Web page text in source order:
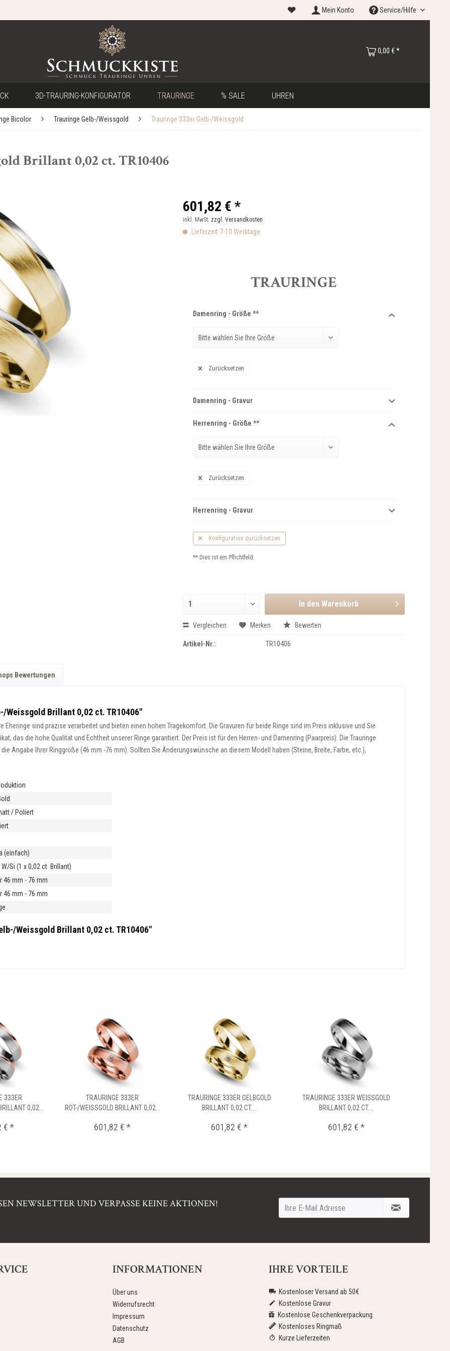
Mein Konto Service/Hilfe
0,00 € *
3D-TRAURING-KONFIGURATOR TRAURINGE % SALE UHREN
Bicolor Trauringe Gelb-/Weissgold Trauringe 333er Gelb-/Weissgold
Brillant 0,02 ct. TR10406
601,82 € *
inkl. MwSt. zzgl. Versandkosten
Lieferzeit 7-10 Werktage
TRAURINGE
Damenring - Größe **
Zurücksetzen
Damenring - Gravur
Herrenring - Größe **
Zurücksetzen
Herrenring - Gravur
Konfiguration zurücksetzen
** Dies ist ein Pflichtfeld.
In den Warenkorb
Vergleichen Merken Bewerten
Artikel-Nr.: TR10406
Bewertungen
Weissgold Brillant 0,02 ct. TR10406"
Eheringe sind präzise verarbeitet und bieten einen hohen Tragekomfort. Die Gravuren für beide Ringe sind im Preis inklusive und Sie
das die hohe Qualität und Echtheit unserer Ringe garantiert. Der Preis ist für den Herren- und Damenring (Paarpreis). Die Trauringe
Angabe Ihrer Ringgröße (46 mm -76 mm). Sollten Sie Änderungswünsche an diesem Modell haben (Steine, Breite, Farbe, etc.),
/ Poliert
(einfach)
Si (1 x 0,02 ct. Brillant)
46 mm - 76 mm
46 mm - 76 mm
Weissgold Brillant 0,02 ct. TR10406"
333ER
0,02...
€ *
TRAURINGE 333ER
ROT-/WEISSGOLD BRILLANT 0,02...
601,82 € *
TRAURINGE 333ER GELBGOLD
BRILLANT 0,02 CT....
601,82 € *
TRAURINGE 333ER WEISSGOLD
BRILLANT 0,02 CT....
601,82 € *
NEWSLETTER UND VERPASSE KEINE AKTIONEN!
INFORMATIONEN
Über uns
Widerrufsrecht
Impressum
Datenschutz
AGB
IHRE VORTEILE
Kostenloser Versand ab 50€
Kostenlose Gravur
Kostenlose Geschenkverpackung
Kostenloses Ringmaß
Kurze Lieferzeiten